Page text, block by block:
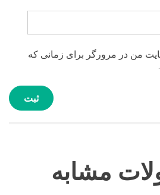
من در مرورگر برای زمانی که
مشابه